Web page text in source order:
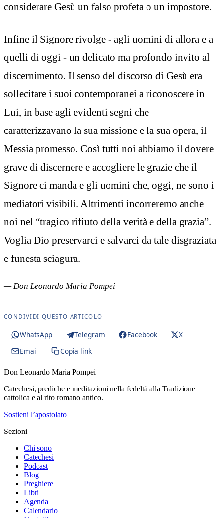
considerare Gesù un falso profeta o un impostore.
Infine il Signore rivolge - agli uomini di allora e a
quelli di oggi - un delicato ma profondo invito al
discernimento. Il senso del discorso di Gesù era
sollecitare i suoi contemporanei a riconoscere in
Lui, in base agli evidenti segni che
caratterizzavano la sua missione e la sua opera, il
Messia promesso. Così tutti noi abbiamo il dovere
grave di discernere e accogliere le grazie che il
Signore ci manda e gli uomini che, oggi, ne sono i
mediatori visibili. Altrimenti incorreremo anche
noi nel “tragico rifiuto della verità e della grazia”.
Voglia Dio preservarci e salvarci da tale disgraziata
e funesta sciagura.
— Don Leonardo Maria Pompei
CONDIVIDI QUESTO ARTICOLO
WhatsApp Telegram Facebook
X
Email
Copia link
Don Leonardo Maria Pompei
Catechesi, prediche e meditazioni nella fedeltà alla Tradizione
cattolica e al rito romano antico.
Sostieni l’apostolato
Sezioni
Chi sono
Catechesi
Podcast
Blog
Preghiere
Libri
Agenda
Calendario